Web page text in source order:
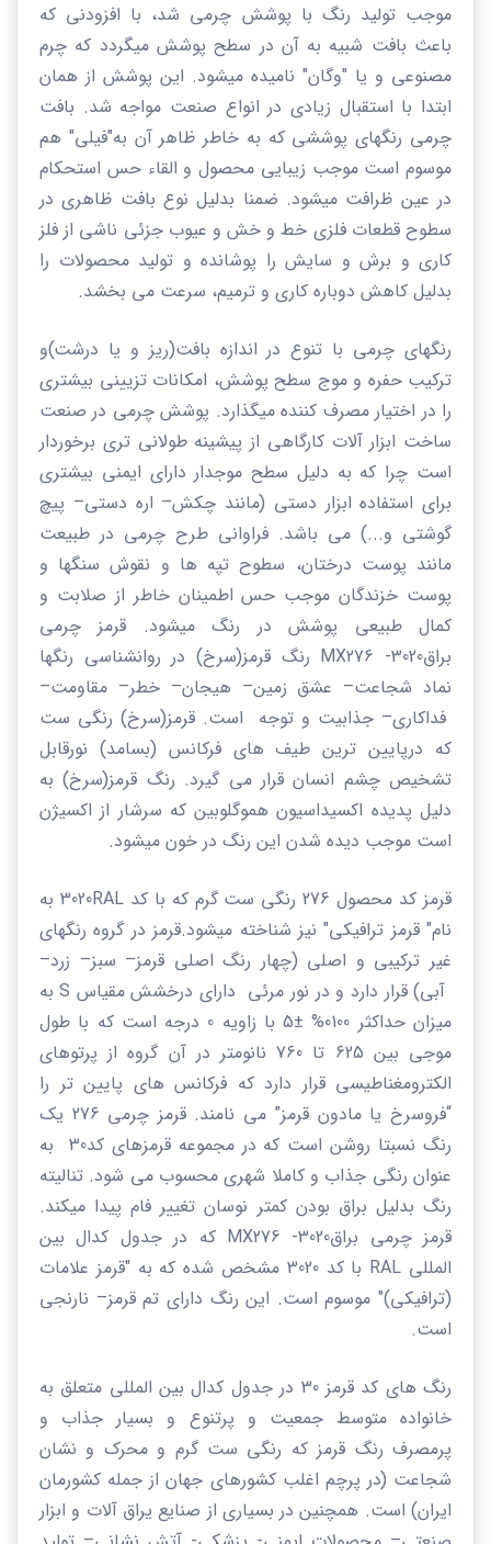
موجب تولید رنگ با پوشش چرمی شد، با افزودنی که
باعث بافت شبیه به آن در سطح پوشش میگردد که چرم
مصنوعی و یا "وگان" نامیده میشود. این پوشش از همان
ابتدا با استقبال زیادی در انواع صنعت مواجه شد. بافت
چرمی رنگهای پوششی که به خاطر ظاهر آن به"فیلی" هم
موسوم است موجب زیبایی محصول و القاء حس استحکام
در عین ظرافت میشود. ضمنا بدلیل نوع بافت ظاهری در
سطوح قطعات فلزی خط و خش و عیوب جزئی ناشی از فلز
کاری و برش و سایش را پوشانده و تولید محصولات را
بدلیل کاهش دوباره کاری و ترمیم، سرعت می بخشد.
رنگهای چرمی با تنوع در اندازه بافت(ریز و یا درشت)و
ترکیب حفره و موج سطح پوشش، امکانات تزیینی بیشتری
را در اختیار مصرف کننده میگذارد. پوشش چرمی در صنعت
ساخت ابزار آلات کارگاهی از پیشینه طولانی تری برخوردار
است چرا که به دلیل سطح موجدار دارای ایمنی بیشتری
برای استفاده ابزار دستی (مانند چکش– اره دستی– پیچ
گوشتی و...) می باشد. فراوانی طرح چرمی در طبیعت
مانند پوست درختان، سطوح تپه ها و نقوش سنگها و
پوست خزندگان موجب حس اطمینان خاطر از صلابت و
کمال طبیعی پوشش در رنگ میشود. قرمز چرمی
براق3020-
MX276 رنگ قرمز(سرخ) در روانشناسی رنگها
نماد شجاعت– عشق زمین– هیجان– خطر– مقاومت–
فداکاری– جذابیت و توجه است. قرمز(سرخ) رنگی ست
که درپایین ترین طیف های فرکانس (بسامد) نورقابل
تشخیص چشم انسان قرار می گیرد. رنگ قرمز(سرخ) به
دلیل پدیده اکسیداسیون هموگلوبین که سرشار از اکسیژن
است موجب دیده شدن این رنگ در خون میشود.
قرمز کد محصول 276 رنگی ست گرم که با کد RAL
3020 به
نام" قرمز ترافیکی" نیز شناخته میشود.قرمز در گروه رنگهای
غیر ترکیبی و اصلی (چهار رنگ اصلی قرمز– سبز– زرد–
آبی) قرار دارد و در نور مرئی دارای درخشش مقیاس S به
میزان حداکثر 0100%
±5 با زاویه 0 درجه است که
با طول
موجی بین 625 تا 760 نانومتر در آن گروه از پرتوهای
الکترومغناطیسی قرار دارد که فرکانس های پایین تر را
“فروسرخ یا مادون قرمز” می نامند.
قرمز چرمی 276 یک
رنگ نسبتا روشن است که در مجموعه قرمزهای کد30 به
عنوان رنگی جذاب و کاملا شهری محسوب می شود. تنالیته
رنگ بدلیل براق بودن کمتر نوسان تغییر فام پیدا میکند.
قرمز چرمی براق3020-
MX276 که در جدول کدال بین
المللی RAL
با کد 3020 مشخص شده که به "قرمز علامات
(ترافیکی)" موسوم است. این رنگ دارای تم قرمز– نارنجی
است.
رنگ های کد قرمز 30 در جدول کدال بین المللی متعلق به
خانواده متوسط جمعیت و پرتنوع و بسیار جذاب و
پرمصرف رنگ قرمز که رنگی ست گرم و محرک و نشان
شجاعت (در پرچم اغلب کشورهای جهان از جمله کشورمان
ایران) است. همچنین در بسیاری از صنایع یراق آلات و ابزار